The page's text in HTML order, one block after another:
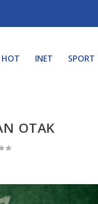
HOT INET SPORT
OTAK